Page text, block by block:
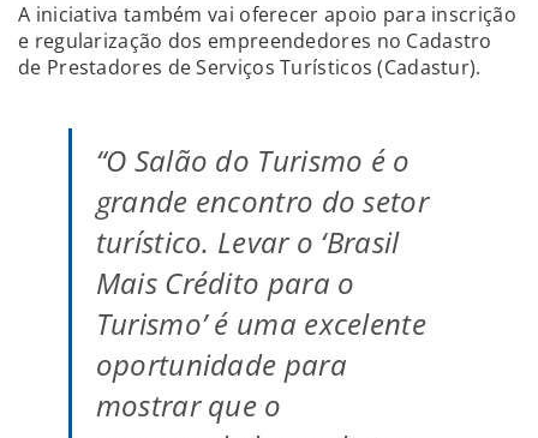
A iniciativa também vai oferecer apoio para inscrição
e regularização dos empreendedores no Cadastro
de Prestadores de Serviços Turísticos (Cadastur).
“O Salão do Turismo é o
grande encontro do setor
turístico. Levar o ‘Brasil
Mais Crédito para o
Turismo’ é uma excelente
oportunidade para
mostrar que o